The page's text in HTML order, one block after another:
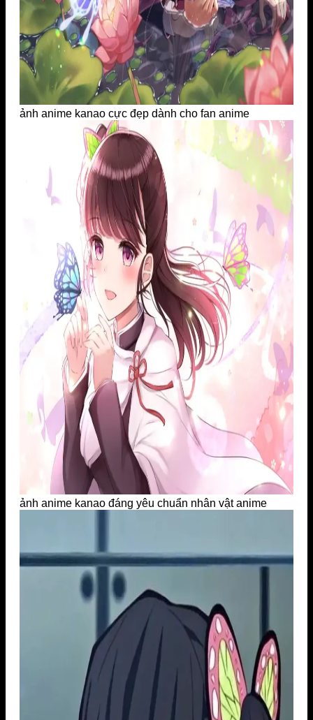
ảnh anime kanao cực đẹp dành cho fan anime
ảnh anime kanao đáng yêu chuẩn nhân vật anime